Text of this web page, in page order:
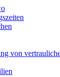
von